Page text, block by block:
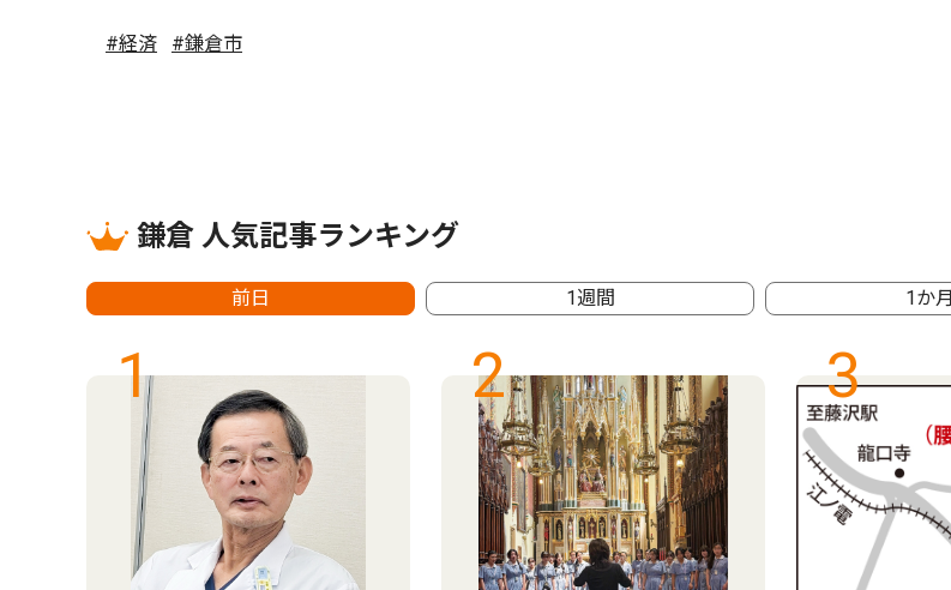
#経済 #鎌倉市
鎌倉 人気記事ランキング
前日 1週間 1か月
1 2 3